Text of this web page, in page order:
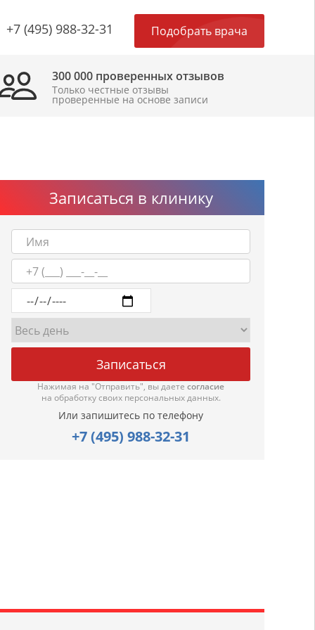
+7 (495) 988-32-31 Подобрать врача
300 000 проверенных отзывов
Только честные отзывы
проверенные на основе записи
Записаться в клинику
Нажимая на "Отправить", вы даете согласие
на обработку своих персональных данных.
Или запишитесь по телефону
+7 (495) 988-32-31